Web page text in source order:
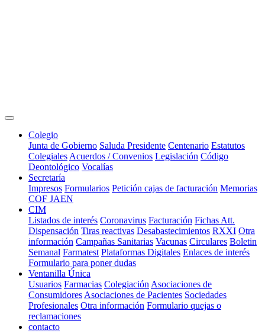
Colegio
Junta de Gobierno Saluda Presidente Centenario Estatutos
Colegiales Acuerdos / Convenios Legislación Código
Deontológico Vocalías
Secretaría
Impresos Formularios Petición cajas de facturación Memorias
COF JAEN
CIM
Listados de interés Coronavirus Facturación Fichas Att.
Dispensación Tiras reactivas Desabastecimientos RXXI Otra
información Campañas Sanitarias Vacunas Circulares Boletin
Semanal Farmatest Plataformas Digitales Enlaces de interés
Formulario para poner dudas
Ventanilla Única
Usuarios Farmacias Colegiación Asociaciones de
Consumidores Asociaciones de Pacientes Sociedades
Profesionales Otra información Formulario quejas o
reclamaciones
contacto